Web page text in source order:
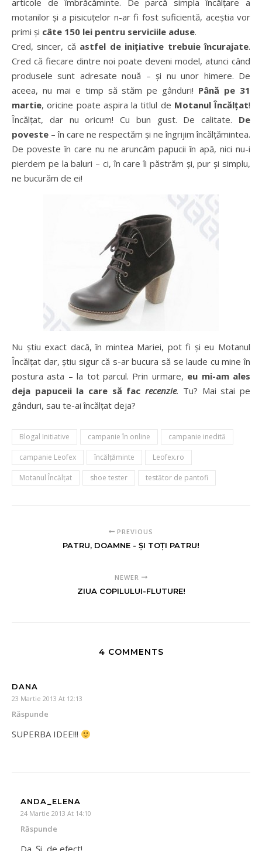
articole de îmbrăcăminte. De parcă simpla încălțare a
motanilor și a pisicuțelor n-ar fi fost suficientă, aceștia vor
primi și câte 150 lei pentru serviciile aduse.
Cred, sincer, că astfel de inițiative trebuie încurajate.
Cred că fiecare dintre noi poate deveni model, atunci când
produsele sunt adresate nouă – și nu unor himere. De
aceea, nu mai e timp să stăm pe gânduri! Până pe 31
martie, oricine poate aspira la titlul de Motanul Încălțat!
Încălțat, dar nu oricum! Cu bun gust. De calitate. De
poveste – în care ne respectăm și ne îngrijim încălțămintea.
De poveste în care nu ne aruncăm papucii în apă, nici nu-i
pierdem pe la baluri – ci, în care îi păstrăm și, pur și simplu,
ne bucurăm de ei!
Nu știu exact dacă, în mintea Mariei, pot fi și eu Motanul
Încălțat dar, știu sigur că s-ar bucura să se laude cu mine în
postura asta – la tot parcul. Prin urmare, eu mi-am ales
deja papuceii la care să facrecenzie. Tu? Mai stai pe
gânduri, sau te-ai încălțat deja?
Blogal Initiative campanie în online campanie inedită
campanie Leofex încălțăminte Leofex.ro
Motanul Încălțat shoe tester testător de pantofi
PREVIOUS
PATRU, DOAMNE - ŞI TOȚI PATRU!
NEWER
ZIUA COPILULUI-FLUTURE!
4 COMMENTS
DANA
23 Martie 2013 At 12:13
Răspunde
SUPERBA IDEE!!!
ANDA_ELENA
24 Martie 2013 At 14:10
Răspunde
Da. Şi, de efect!